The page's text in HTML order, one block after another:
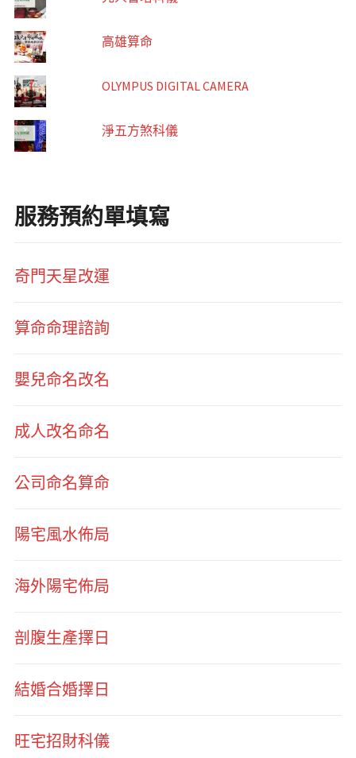
高雄算命
OLYMPUS DIGITAL CAMERA
淨五方煞科儀
服務預約單填寫
奇門天星改運
算命命理諮詢
嬰兒命名改名
成人改名命名
公司命名算命
陽宅風水佈局
海外陽宅佈局
剖腹生產擇日
結婚合婚擇日
旺宅招財科儀